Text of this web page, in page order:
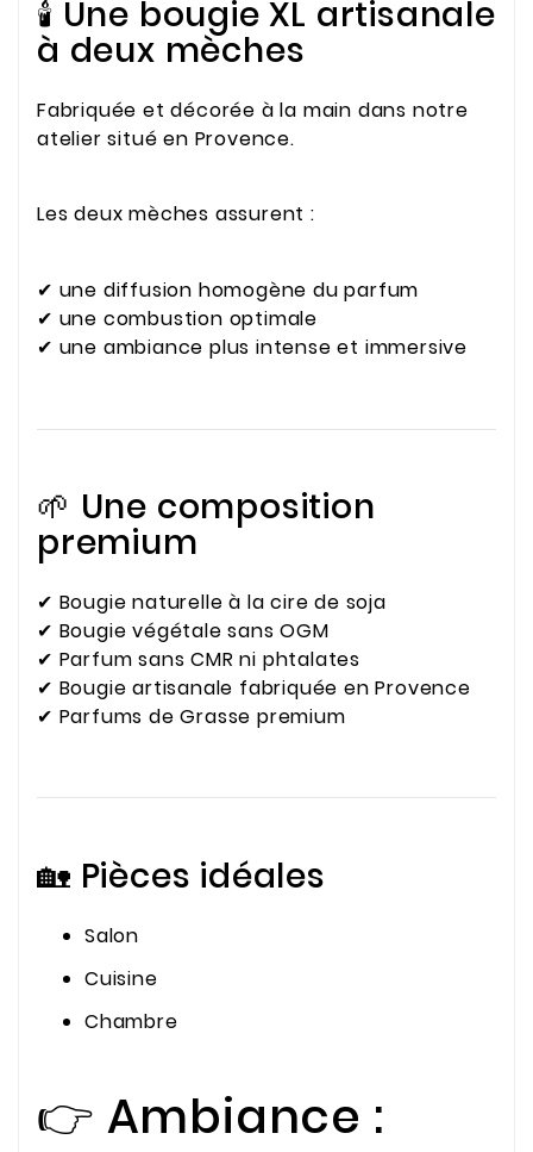
🕯️ Une bougie XL artisanale
à deux mèches
Fabriquée et décorée à la main dans notre
atelier situé en Provence.
Les deux mèches assurent :
✔ une diffusion homogène du parfum
✔ une combustion optimale
✔ une ambiance plus intense et immersive
🌱 Une composition
premium
✔ Bougie naturelle à la cire de soja
✔ Bougie végétale sans OGM
✔ Parfum sans CMR ni phtalates
✔ Bougie artisanale fabriquée en Provence
✔ Parfums de Grasse premium
🏡 Pièces idéales
Salon
Cuisine
Chambre
👉 Ambiance :